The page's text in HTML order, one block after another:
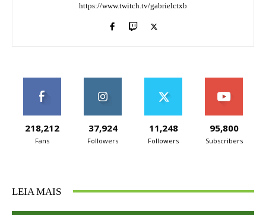
https://www.twitch.tv/gabrielctxb
218,212
Fans
37,924
Followers
11,248
Followers
95,800
Subscribers
LEIA MAIS